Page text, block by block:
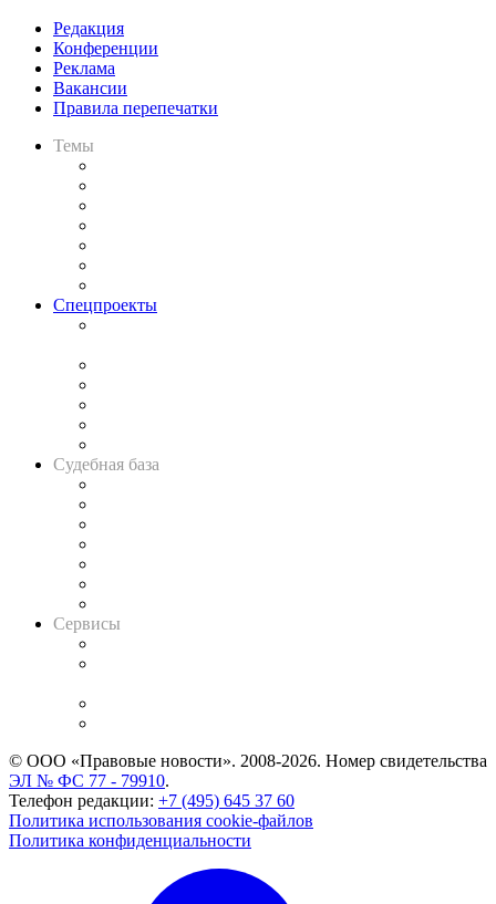
Редакция
Конференции
Реклама
Вакансии
Правила перепечатки
Темы
Спецпроекты
Судебная база
Сервисы
© ООО «Правовые новости». 2008-2026. Номер свидетельства
ЭЛ № ФС 77 - 79910.
Телефон редакции: +7 (495) 645 37 60
Политика использования cookie-файлов
Политика конфиденциальности